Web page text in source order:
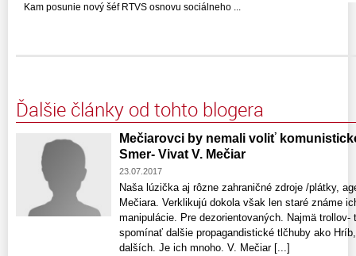
Kam posunie nový šéf RTVS osnovu sociálneho ...
Ďalšie články od tohto blogera
Mečiarovci by nemali voliť
Smer- Vivat V. Mečiar
23.07.2017
Naša lúzička aj rôzne zahraničné zdroje /plátky,
Mečiara. Verklikujú dokola však len staré známe
manipulácie. Pre dezorientovaných. Najmä trollov-
spomínať dalšie propagandistické tlčhuby ako
dalších. Je ich mnoho. V. Mečiar [...]